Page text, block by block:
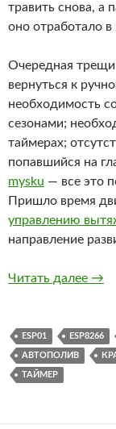
травить снова, а
оно отработало
Очередная
вернуться к
необходимость
сезонами;
таймерах;
попавшийся на
mysku — все это
Пришло время
управлению
направление
Читать далее →
ESP01 ESP8266
АВТОПОЛИВ
ТАЙМЕР